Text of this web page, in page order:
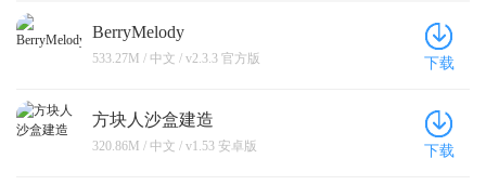
BerryMelody
533.27M / 中文 / v2.3.3 官方版 下载
方块人沙盒建造
320.86M / 中文 / v1.53 安卓版 下载